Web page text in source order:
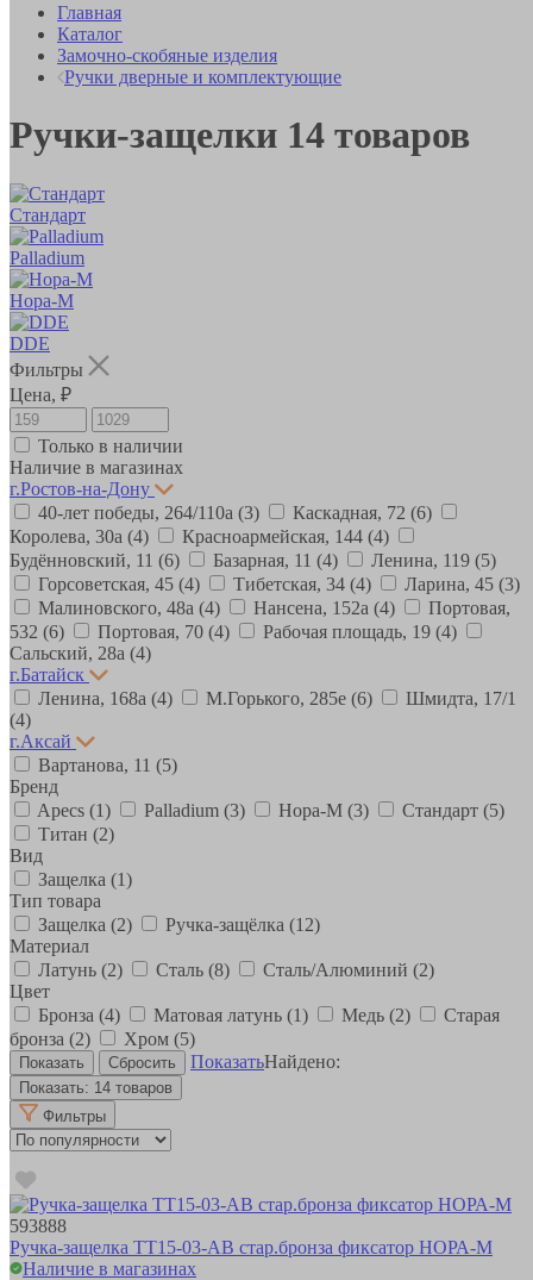
Главная
Каталог
Замочно-скобяные изделия
Ручки дверные и комплектующие
Ручки-защелки 14 товаров
Стандарт
Palladium
Нора-М
DDE
Фильтры
Цена, ₽
Только в наличии
Наличие в магазинах
г.Ростов-на-Дону
40-лет победы, 264/110а (3) Каскадная, 72 (6)
Королева, 30а (4) Красноармейская, 144 (4)
Будённовский, 11 (6) Базарная, 11 (4) Ленина, 119 (5)
Горсоветская, 45 (4) Тибетская, 34 (4) Ларина, 45 (3)
Малиновского, 48а (4) Нансена, 152а (4)
Портовая,
532 (6) Портовая, 70 (4) Рабочая площадь, 19 (4)
Сальский, 28a (4)
г.Батайск
Ленина, 168а (4) М.Горького, 285е (6)
Шмидта, 17/1
(4)
г.Аксай
Вартанова, 11 (5)
Бренд
Apecs (1) Palladium (3) Нора-М (3) Стандарт (5)
Титан (2)
Вид
Защелка (1)
Тип товара
Защелка (2) Ручка-защёлка (12)
Материал
Латунь (2) Сталь (8) Сталь/Алюминий (2)
Цвет
Бронза (4) Матовая латунь (1) Медь (2)
Старая
бронза (2) Хром (5)
ПоказатьНайдено:
Показать: 14 товаров
Фильтры
593888
Ручка-защелка ТТ15-03-АВ стар.бронза фиксатор НОРА-М
Наличие в магазинах